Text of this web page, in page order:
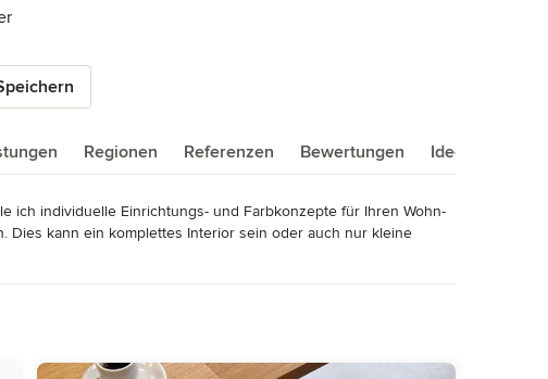
Regionen Referenzen Bewertungen Ideenbücher
ich individuelle Einrichtungs- und Farbkonzepte für Ihren Wohn-
Dies kann ein komplettes Interior sein oder auch nur kleine
ist grundsätzlich in Herangehensweise und Ausarbeitung